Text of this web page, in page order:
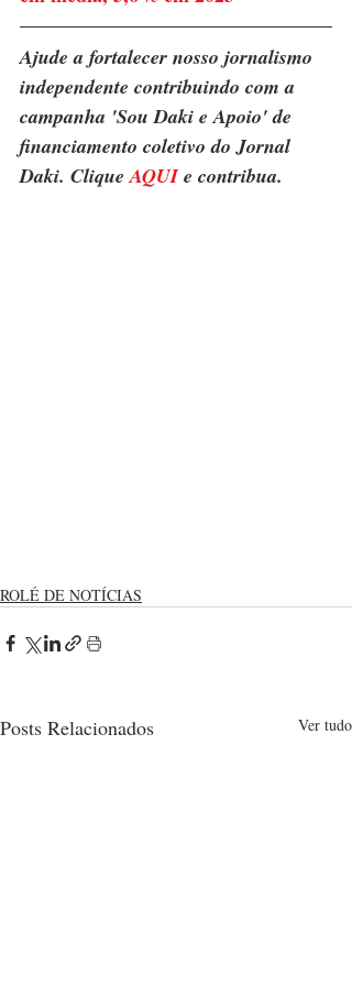
Ajude a fortalecer nosso jornalismo
independente contribuindo com a
campanha 'Sou Daki e Apoio' de
financiamento coletivo do Jornal
Daki. Clique AQUI e contribua.
ROLÉ DE NOTÍCIAS
Posts Relacionados Ver tudo